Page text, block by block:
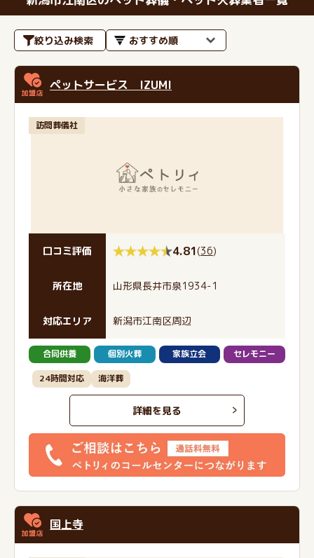
絞り込み検索
ペットサービス IZUMI
訪問葬儀社
口コミ評価 4.81(36)
所在地 山形県長井市泉1934-1
対応エリア 新潟市江南区周辺
合同供養 個別火葬 家族立会 セレモニー
24時間対応 海洋葬
詳細を見る
国上寺